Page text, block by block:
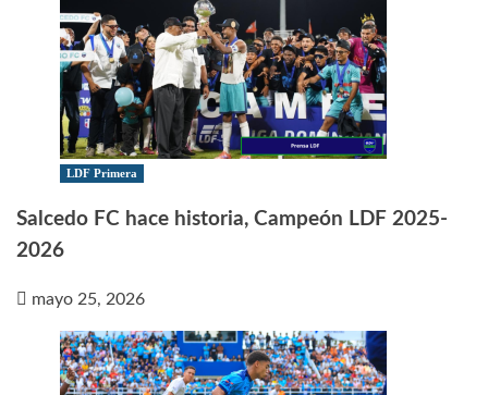
LDF Primera
Salcedo FC hace historia, Campeón LDF 2025-
2026
mayo 25, 2026